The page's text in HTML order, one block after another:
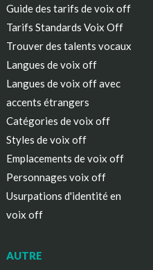
Guide des tarifs de voix off
Tarifs Standards Voix Off
Trouver des talents vocaux
Langues de voix off
Langues de voix off avec
accents étrangers
Catégories de voix off
Styles de voix off
Emplacements de voix off
Personnages voix off
Usurpations d'identité en
voix off
AUTRE